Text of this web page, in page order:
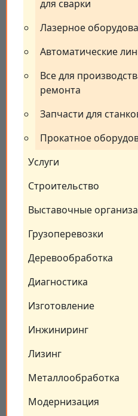
для сварки
Лазерное
Автоматические
Все для
ремонта
Запчасти для
Прокатное
Услуги
Строительство
Выставочные
Грузоперевозки
Деревообработка
Диагностика
Изготовление
Инжиниринг
Лизинг
Металлообработка
Модернизация